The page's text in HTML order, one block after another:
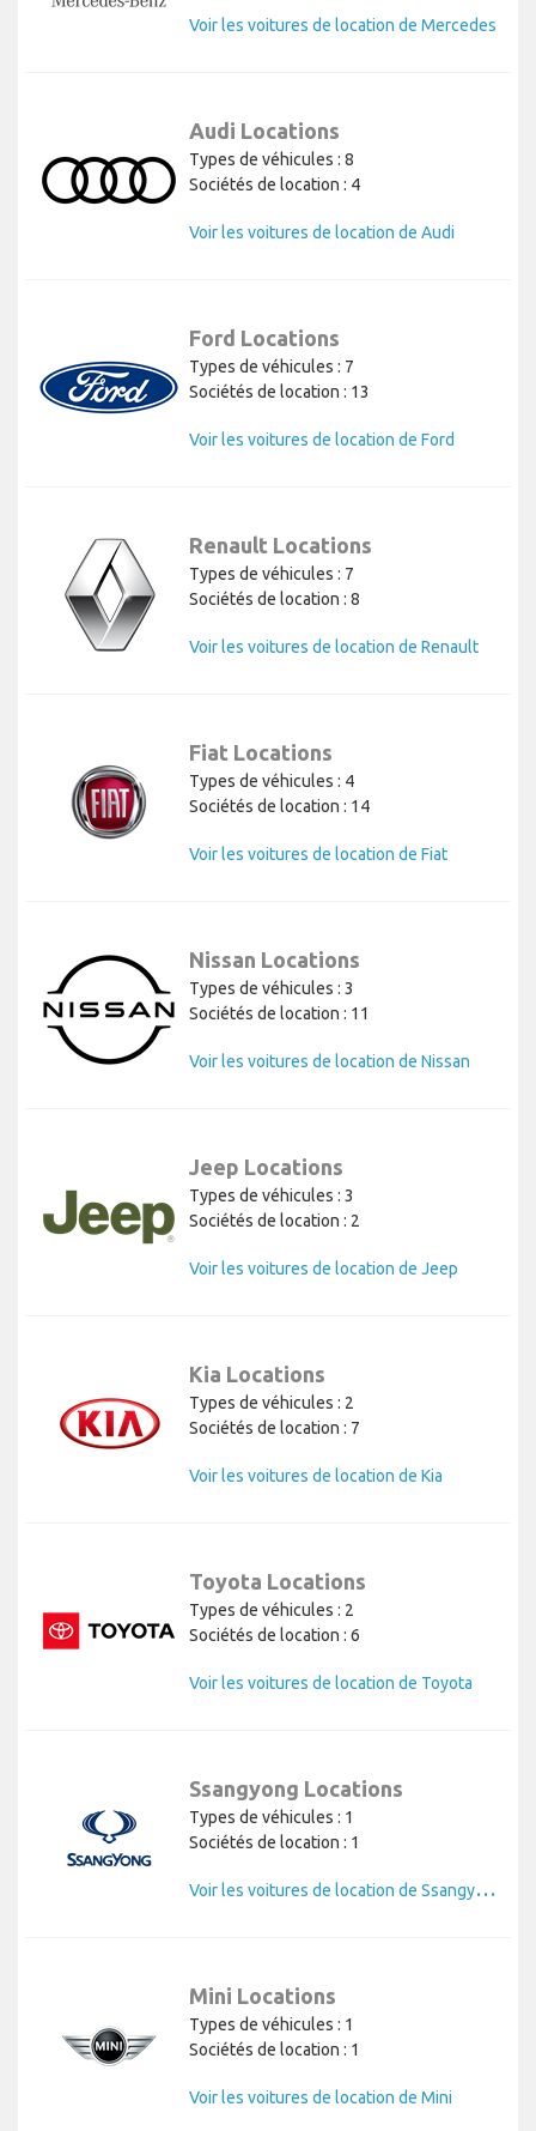
Voir les voitures de location de Mercedes
Audi Locations
Types de véhicules : 8
Sociétés de location : 4
Voir les voitures de location de Audi
Ford Locations
Types de véhicules : 7
Sociétés de location : 13
Voir les voitures de location de Ford
Renault Locations
Types de véhicules : 7
Sociétés de location : 8
Voir les voitures de location de Renault
Fiat Locations
Types de véhicules : 4
Sociétés de location : 14
Voir les voitures de location de Fiat
Nissan Locations
Types de véhicules : 3
Sociétés de location : 11
Voir les voitures de location de Nissan
Jeep Locations
Types de véhicules : 3
Sociétés de location : 2
Voir les voitures de location de Jeep
Kia Locations
Types de véhicules : 2
Sociétés de location : 7
Voir les voitures de location de Kia
Toyota Locations
Types de véhicules : 2
Sociétés de location : 6
Voir les voitures de location de Toyota
Ssangyong Locations
Types de véhicules : 1
Sociétés de location : 1
V
oir les voitures de location de Ssangyong
Mini Locations
Types de véhicules : 1
Sociétés de location : 1
Voir les voitures de location de Mini